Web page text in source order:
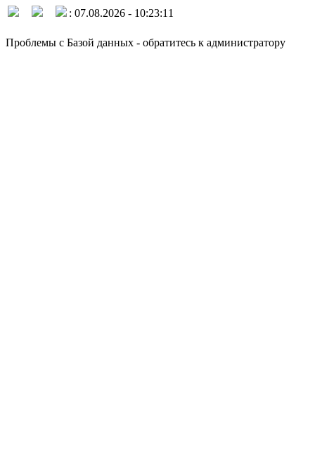
: 07.08.2026 - 10:23:11
Проблемы с Базой данных - обратитесь к администратору